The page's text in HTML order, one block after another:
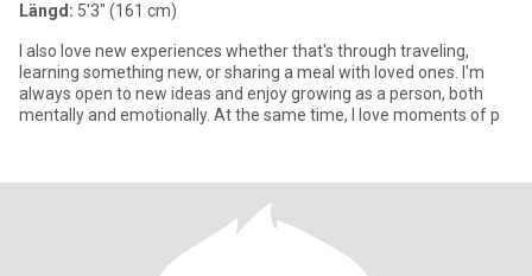
Längd: 5'3" (161 cm)
I also love new experiences whether that's through traveling,
learning something new, or sharing a meal with loved ones. I'm
always open to new ideas and enjoy growing as a person, both
mentally and emotionally. At the same time, I love moments of p